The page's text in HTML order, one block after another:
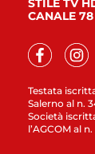
Testata
Salerno al n.
Società
l’AGCOM al n.
STILE TV
CANALE